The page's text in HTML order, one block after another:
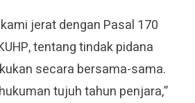
jerat dengan Pasal 170
tentang tindak pidana
secara bersama-sama.
tujuh tahun penjara,”